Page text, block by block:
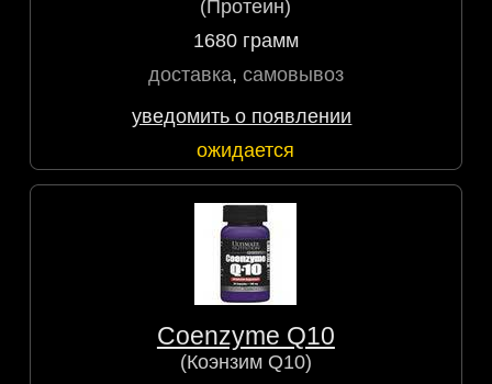
(Протеин)
1680 грамм
доставка, самовывоз
уведомить о появлении
ожидается
Coenzyme Q10
(Коэнзим Q10)